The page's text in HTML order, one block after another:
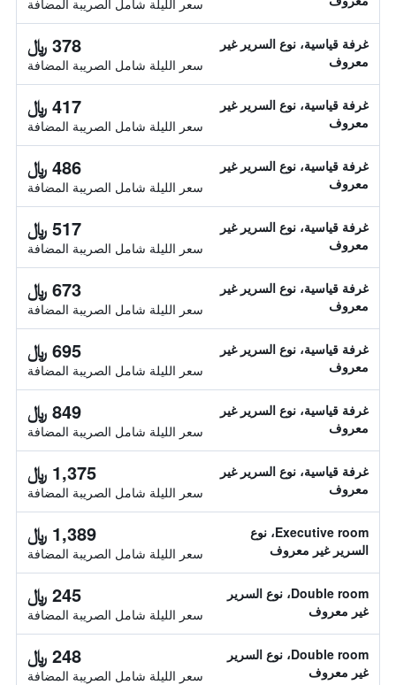
سعر الليلة شامل الصريبة المضافة
غرفة قياسية، نوع السرير غير
معروف
378 ﷼
سعر الليلة شامل الصريبة المضافة
غرفة قياسية، نوع السرير غير
معروف
417 ﷼
سعر الليلة شامل الصريبة المضافة
غرفة قياسية، نوع السرير غير
معروف
486 ﷼
سعر الليلة شامل الصريبة المضافة
غرفة قياسية، نوع السرير غير
معروف
517 ﷼
سعر الليلة شامل الصريبة المضافة
غرفة قياسية، نوع السرير غير
معروف
673 ﷼
سعر الليلة شامل الصريبة المضافة
غرفة قياسية، نوع السرير غير
معروف
695 ﷼
سعر الليلة شامل الصريبة المضافة
غرفة قياسية، نوع السرير غير
معروف
849 ﷼
سعر الليلة شامل الصريبة المضافة
غرفة قياسية، نوع السرير غير
معروف
1,375 ﷼
سعر الليلة شامل الصريبة المضافة
Executive room، نوع
السرير غير معروف
1,389 ﷼
سعر الليلة شامل الصريبة المضافة
Double room، نوع السرير
غير معروف
245 ﷼
سعر الليلة شامل الصريبة المضافة
Double room، نوع السرير
غير معروف
248 ﷼
سعر الليلة شامل الصريبة المضافة